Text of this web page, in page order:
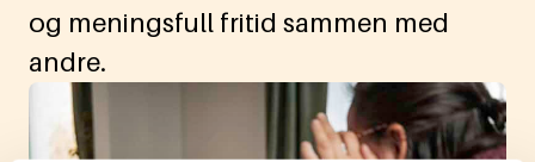
og meningsfull fritid sammen med
andre.